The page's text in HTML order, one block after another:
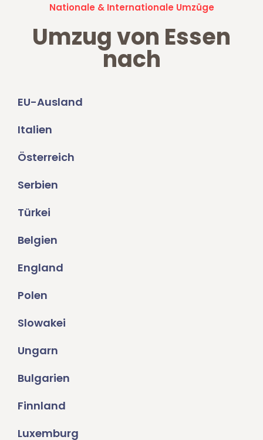
Nationale & Internationale Umzüge
Umzug von Essen
nach
EU-Ausland
Italien
Österreich
Serbien
Türkei
Belgien
England
Polen
Slowakei
Ungarn
Bulgarien
Finnland
Luxemburg